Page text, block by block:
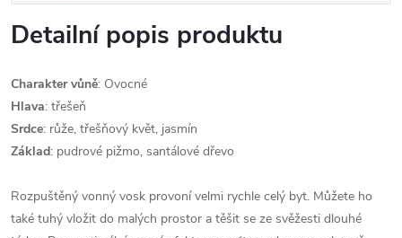
Detailní popis produktu
Charakter vůně: Ovocné
Hlava: třešeň
Srdce: růže, třešňový květ, jasmín
Základ: pudrové pižmo, santálové dřevo
Rozpuštěný vonný vosk provoní velmi rychle celý byt. Můžete ho
také tuhý vložit do malých prostor a těšit se ze svěžesti dlouhé